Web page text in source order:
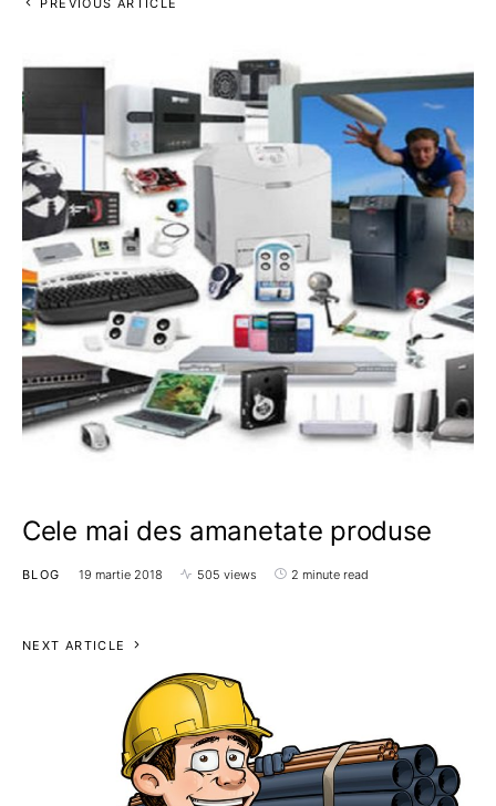
PREVIOUS ARTICLE
Cele mai des amanetate produse
BLOG 19 martie 2018 505 views 2 minute read
NEXT ARTICLE